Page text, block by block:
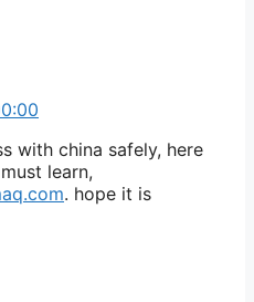
with china safely, here
learn,
. hope it is